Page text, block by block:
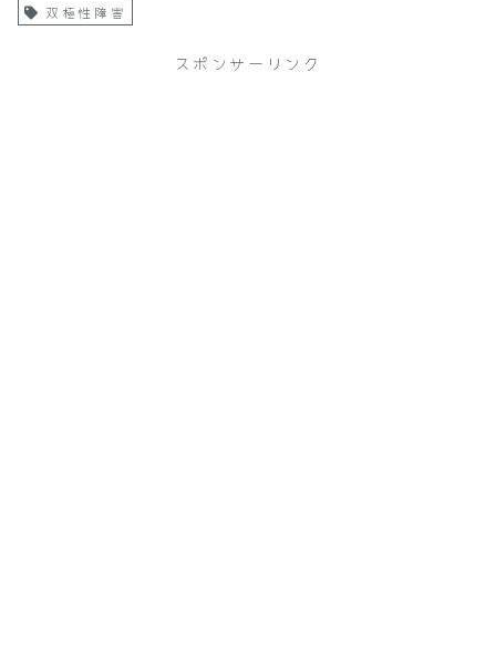
双極性障害
スポンサーリンク